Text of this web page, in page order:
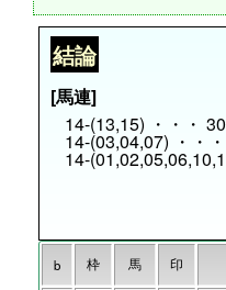
結論
[馬連]
14-(13,15) ・・・
14-(03,04,07) ・・
14-
b 枠 馬 印